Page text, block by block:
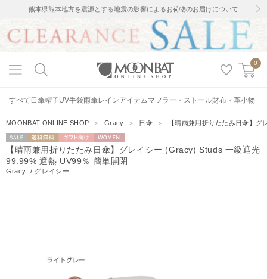
熊本県熊本地方を震源とする地震の影響によるお荷物のお届けについて
0
すべて 日傘帽子UV手袋雨傘レインアイテムマフラー・ストール財布・革小物
MOONBAT ONLINE SHOP ＞Gracy ＞ 日傘 ＞ 【晴雨兼用折りたたみ日傘】
セー
ル
送料無料 ギフト向
け
WOMEN
【晴雨兼用折りたたみ日傘】グレイシー (Gracy) Studs 一級遮光
99.99% 遮熱 UV99％ 簡単開閉
Gracy / グレイシー